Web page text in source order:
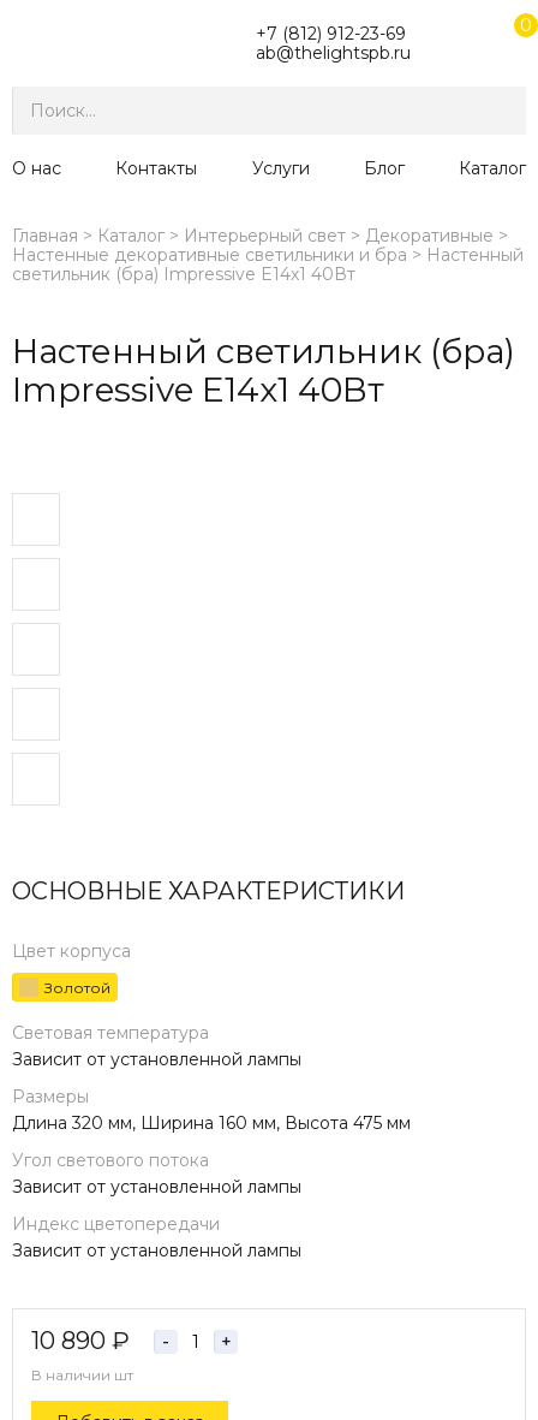
+7 (812) 912-23-69
ab@thelightspb.ru
0
О нас Контакты Услуги Блог Каталог
Главная Каталог Интерьерный свет
Декоративные
Настенные декоративные светильники и бра
Настенный
светильник (бра) Impressive E14х1 40Вт
Настенный светильник (бра)
Impressive E14х1 40Вт
ОСНОВНЫЕ ХАРАКТЕРИСТИКИ
Цвет корпуса
Золотой
Световая температура
Зависит от установленной лампы
Размеры
Длина 320 мм, Ширина 160 мм, Высота 475 мм
Угол светового потока
Зависит от установленной лампы
Индекс цветопередачи
Зависит от установленной лампы
10 890 ₽ - +
В наличии шт